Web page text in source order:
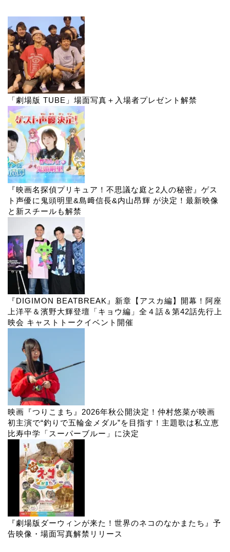
「劇場版 TUBE」場面写真＋入場者プレゼント解禁
『映画名探偵プリキュア！不思議な庭と2人の秘密』ゲス
ト声優に鬼頭明里&島﨑信長&内山昂輝 が決定！最新映像
と新スチールも解禁
『DIGIMON BEATBREAK』新章【アスカ編】開幕！阿座
上洋平＆濱野大輝登壇「キョウ編」全４話＆第42話先行上
映会 キャストトークイベント開催
映画『つりこまち』2026年秋公開決定！仲村悠菜が映画
初主演で“釣りで五輪金メダル”を目指す！主題歌は私立恵
比寿中学「スーパーブルー」に決定
『劇場版ダーウィンが来た！世界のネコのなかまたち』予
告映像・場面写真解禁リリース